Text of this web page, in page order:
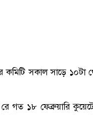
সকাল সাড়ে ১০টা
রে গত ১৮ ফেব্রুয়ারি